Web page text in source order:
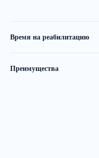
Время на реабилитацию
Преимущества